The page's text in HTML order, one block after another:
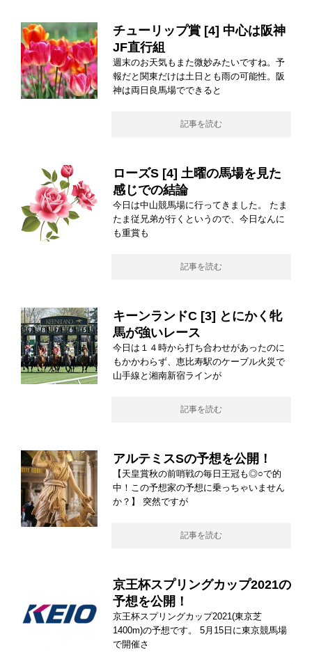
チューリップ賞 [4] 中心は阪神
JF直行組
週末のお天気もまた微妙みたいですね。予
報だと関東だけは土日とも雨の可能性。阪
神は両日良馬場でできると
記事を読む
ローズS [4] 土曜の馬場を見た
感じでの結論
今日は中山競馬場に行ってきました。 たま
たま従兄弟が行くというので、今日なんに
も重賞も
記事を読む
キーンランドC [3] とにかく牝
馬が強いレース
今日は１４時から打ち合わせがあったのに
もかかわらず、恵比寿駅のケーブル火災で
山手線と湘南新宿ラインが
記事を読む
アルテミスSの予想を公開！
【天皇賞秋の前哨戦の毎日王冠も◎○で的
中！この予想家の予想に乗っちゃいません
か？】 突然ですが
記事を読む
京王杯スプリングカップ2021の
予想を公開！
京王杯スプリングカップ2021(東京芝
1400m)の予想です。 5月15日に東京競馬場
で開催さ